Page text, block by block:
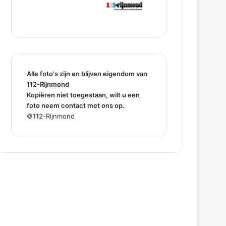
Alle foto's zijn en blijven eigendom van
112-Rijnmond
Kopiëren niet toegestaan, wilt u een
foto neem contact met ons op.
©112-Rijnmond